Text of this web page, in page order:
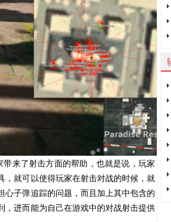
来了射击方面的帮助，也就是说，玩家
，就可以使得玩家在射击对战的时候，就
子弹追踪的问题，而且加上其中包含的
，进而能为自己在游戏中的对战射击提供